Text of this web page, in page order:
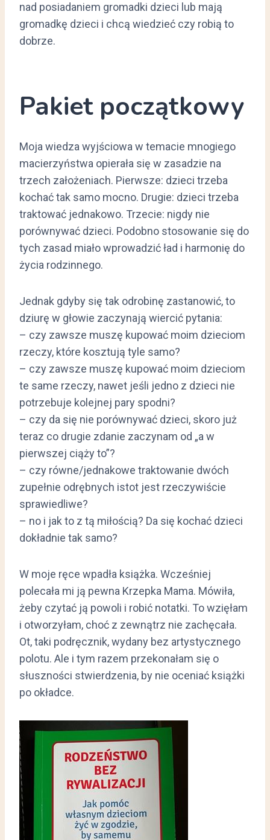
nad posiadaniem gromadki dzieci lub mają
gromadkę dzieci i chcą wiedzieć czy robią to
dobrze.
Pakiet początkowy
Moja wiedza wyjściowa w temacie mnogiego
macierzyństwa opierała się w zasadzie na
trzech założeniach. Pierwsze: dzieci trzeba
kochać tak samo mocno. Drugie: dzieci trzeba
traktować jednakowo. Trzecie: nigdy nie
porównywać dzieci. Podobno stosowanie się do
tych zasad miało wprowadzić ład i harmonię do
życia rodzinnego.
Jednak gdyby się tak odrobinę zastanowić, to
dziurę w głowie zaczynają wiercić pytania:
– czy zawsze muszę kupować moim dzieciom
rzeczy, które kosztują tyle samo?
– czy zawsze muszę kupować moim dzieciom
te same rzeczy, nawet jeśli jedno z dzieci nie
potrzebuje kolejnej pary spodni?
– czy da się nie porównywać dzieci, skoro już
teraz co drugie zdanie zaczynam od „a w
pierwszej ciąży to”?
– czy równe/jednakowe traktowanie dwóch
zupełnie odrębnych istot jest rzeczywiście
sprawiedliwe?
– no i jak to z tą miłością? Da się kochać dzieci
dokładnie tak samo?
W moje ręce wpadła książka. Wcześniej
polecała mi ją pewna Krzepka Mama. Mówiła,
żeby czytać ją powoli i robić notatki. To wzięłam
i otworzyłam, choć z zewnątrz nie zachęcała.
Ot, taki podręcznik, wydany bez artystycznego
polotu. Ale i tym razem przekonałam się o
słuszności stwierdzenia, by nie oceniać książki
po okładce.